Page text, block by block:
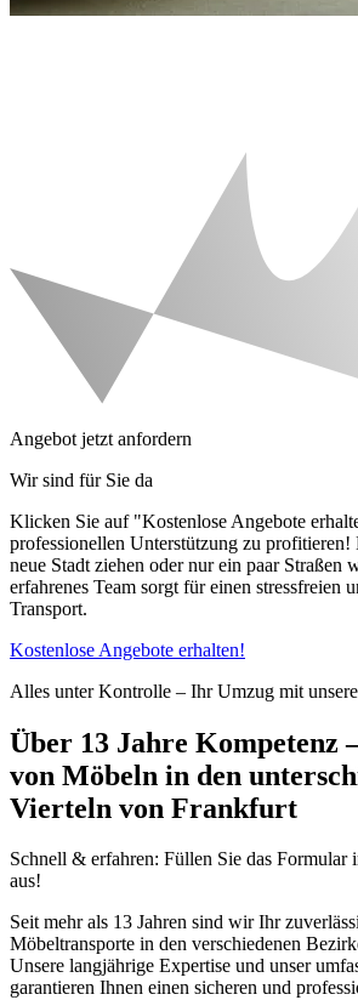
Angebot jetzt anfordern
Wir sind für Sie da
Klicken Sie auf "Kostenlose Angebote
professionellen Unterstützung zu profitieren!
neue Stadt ziehen oder nur ein paar Straßen
erfahrenes Team sorgt für einen stressfreien
Transport.
Kostenlose Angebote erhalten!
Alles unter Kontrolle – Ihr Umzug mit
Über 13 Jahre Kompetenz
von Möbeln in den
Vierteln von Frankfurt
Schnell & erfahren: Füllen Sie das Formular
aus!
Seit mehr als 13 Jahren sind wir Ihr
Möbeltransporte in den verschiedenen
Unsere langjährige Expertise und unser
garantieren Ihnen einen sicheren und